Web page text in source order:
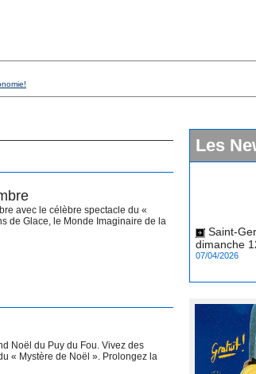
avec le célèbre spectacle du «
de Glace, le Monde Imaginaire de la
Noël du Puy du Fou. Vivez des
« Mystère de Noël ». Prolongez la
Les
dimanche
07/04/2026